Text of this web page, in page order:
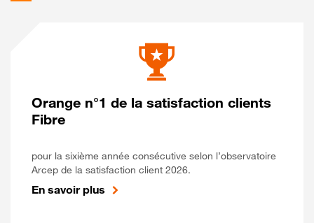
Orange n°1 de la satisfaction clients
Fibre
pour la sixième année consécutive selon l’observatoire
Arcep de la satisfaction client 2026.
En savoir plus